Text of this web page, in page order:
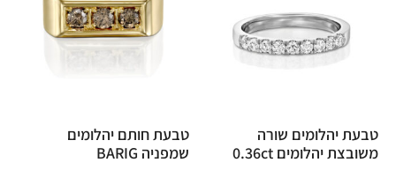
טבעת יהלומים שורה
משובצת יהלומים 0.36ct
טבעת חותם יהלומים
שמפניה BARIG